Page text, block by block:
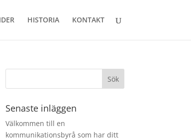
HISTORIA KONTAKT
Senaste inläggen
Välkommen till en
kommunikationsbyrå som har ditt